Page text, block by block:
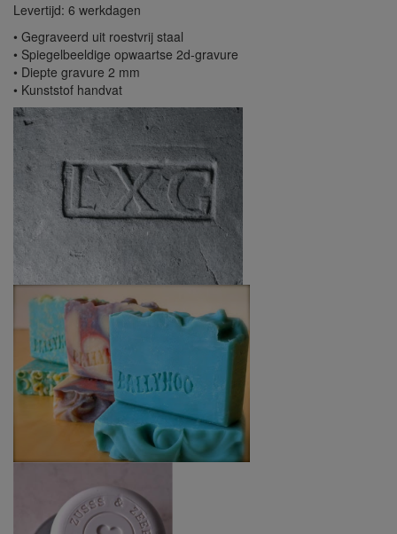
Levertijd: 6 werkdagen
• Gegraveerd uit roestvrij staal
• Spiegelbeeldige opwaartse 2d-gravure
• Diepte gravure 2 mm
• Kunststof handvat